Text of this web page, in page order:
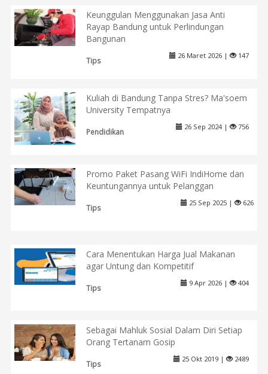
Keunggulan Menggunakan Jasa Anti
Rayap Bandung untuk Perlindungan
Bangunan
Tips
26 Maret 2026 | 147
Kuliah di Bandung Tanpa Stres? Ma'soem
University Tempatnya
Pendidikan
26 Sep 2024 | 756
Promo Paket Pasang WiFi IndiHome dan
Keuntungannya untuk Pelanggan
Tips
25 Sep 2025 | 626
Cara Menentukan Harga Jual Makanan
agar Untung dan Kompetitif
Tips
9 Apr 2026 | 404
Sebagai Mahluk Sosial Dalam Diri Setiap
Orang Tertanam Gosip
Tips
25 Okt 2019 | 2489